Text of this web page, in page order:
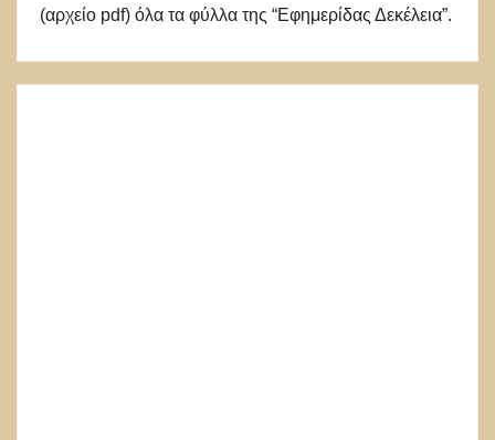
(αρχείο pdf) όλα τα φύλλα της “Εφημερίδας Δεκέλεια”.